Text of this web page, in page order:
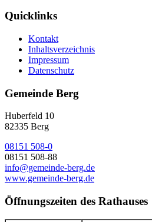
Quicklinks
Kontakt
Inhaltsverzeichnis
Impressum
Datenschutz
Gemeinde Berg
Huberfeld 10
82335 Berg
08151 508-0
08151 508-88
info@gemeinde-berg.de
www.gemeinde-berg.de
Öffnungszeiten des Rathauses